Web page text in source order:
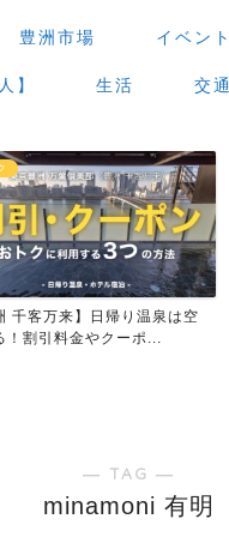
豊洲市場 イベント
】 生活 交通
千客万来】日帰り温泉は空
！割引料金やクーポ...
― TAG ―
minamoni 有明